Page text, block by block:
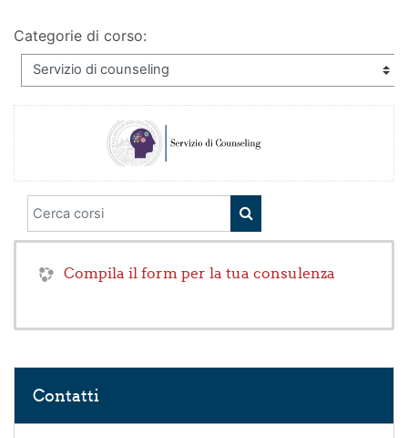
Categorie di corso:
Cerca corsi
CERCA CORSI
Compila il form per la tua consulenza
Contatti